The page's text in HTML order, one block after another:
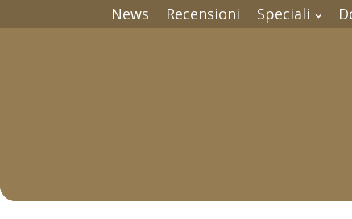
News Recensioni Speciali